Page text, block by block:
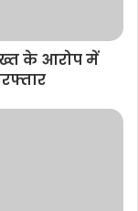
के आरोप में